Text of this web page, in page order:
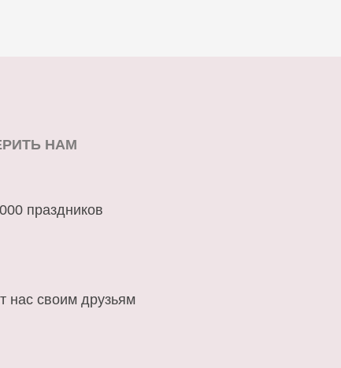
НАМ
праздников
нас своим друзьям